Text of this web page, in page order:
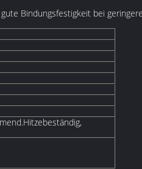
Bindungsfestigkeit bei